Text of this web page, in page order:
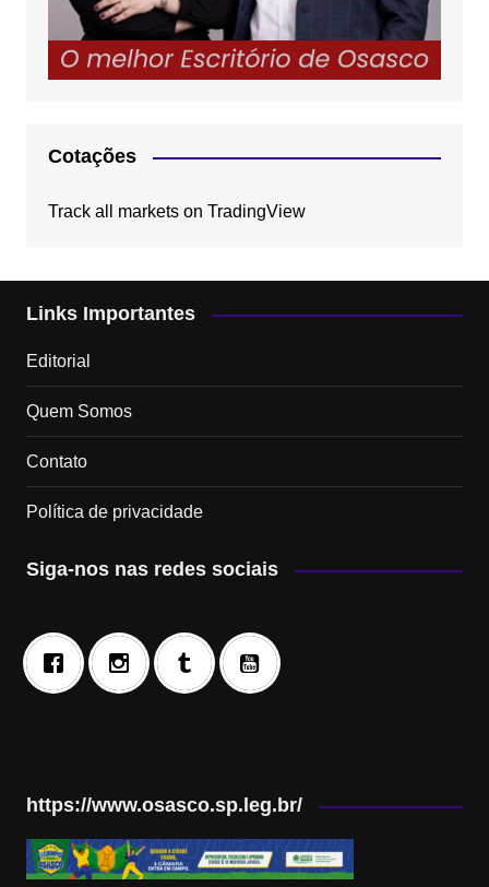
Cotações
Track all markets on TradingView
Links Importantes
Editorial
Quem Somos
Contato
Política de privacidade
Siga-nos nas redes sociais
https://www.osasco.sp.leg.br/